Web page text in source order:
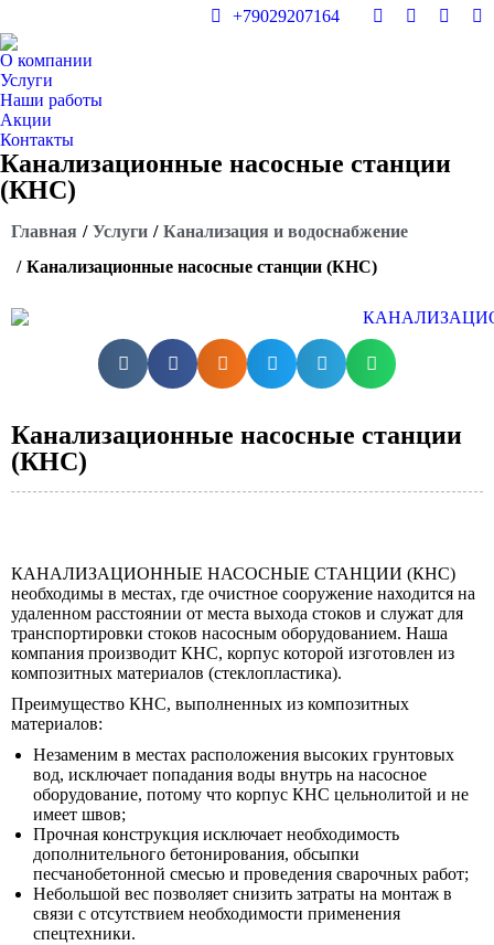
+79029207164
О компании
Услуги
Наши работы
Акции
Контакты
Канализационные насосные станции
(КНС)
Вы здесь:
Главная Услуги
Канализация и водоснабжение
Канализационные насосные станции (КНС)
Канализационные насосные станции
(КНС)
КАНАЛИЗАЦИОННЫЕ НАСОСНЫЕ СТАНЦИИ (КНС)
необходимы в местах, где очистное сооружение находится на
удаленном расстоянии от места выхода стоков и служат для
транспортировки стоков насосным оборудованием. Наша
компания производит КНС, корпус которой изготовлен из
композитных материалов (стеклопластика).
Преимущество КНС, выполненных из композитных
материалов:
Незаменим в местах расположения высоких грунтовых
вод, исключает попадания воды внутрь на насосное
оборудование, потому что корпус КНС цельнолитой и не
имеет швов;
Прочная конструкция исключает необходимость
дополнительного бетонирования, обсыпки
песчанобетонной смесью и проведения сварочных работ;
Небольшой вес позволяет снизить затраты на монтаж в
связи с отсутствием необходимости применения
спецтехники.